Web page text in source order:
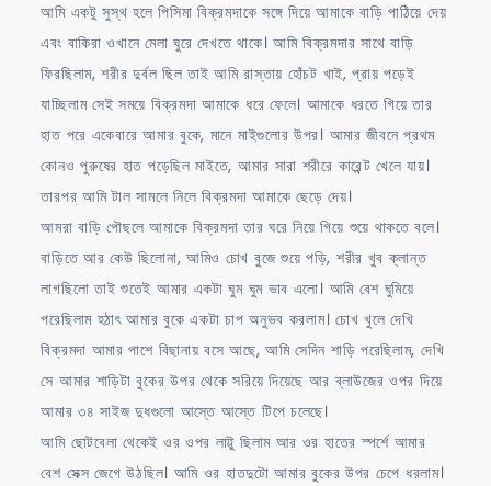
আমি একটু সুস্থ হলে পিসিমা বিক্রমদাকে সঙ্গে দিয়ে আমাকে বাড়ি পাঠিয়ে দেয়
এবং বাকিরা ওখানে মেলা ঘুরে দেখতে থাকে। আমি বিক্রমদার সাথে বাড়ি
ফিরছিলাম, শরীর দুর্বল ছিল তাই আমি রাস্তায় হোঁচট খাই, প্রায় পড়েই
যাচ্ছিলাম সেই সময়ে বিক্রমদা আমাকে ধরে ফেলে। আমাকে ধরতে গিয়ে তার
হাত পরে একেবারে আমার বুকে, মানে মাইগুলোর উপর। আমার জীবনে প্রথম
কোনও পুরুষের হাত পড়েছিল মাইতে, আমার সারা শরীরে কারেন্ট খেলে যায়।
তারপর আমি টাল সামলে নিলে বিক্রমদা আমাকে ছেড়ে দেয়।
আমরা বাড়ি পৌছলে আমাকে বিক্রমদা তার ঘরে নিয়ে গিয়ে শুয়ে থাকতে বলে।
বাড়িতে আর কেউ ছিলোনা, আমিও চোখ বুজে শুয়ে পড়ি, শরীর খুব ক্লান্ত
লাগছিলো তাই শুতেই আমার একটা ঘুম ঘুম ভাব এলো। আমি বেশ ঘুমিয়ে
পরেছিলাম হঠাৎ আমার বুকে একটা চাপ অনুভব করলাম। চোখ খুলে দেখি
বিক্রমদা আমার পাশে বিছানায় বসে আছে, আমি সেদিন শাড়ি পরেছিলাম, দেখি
সে আমার শাড়িটা বুকের উপর থেকে সরিয়ে দিয়েছে আর ব্লাউজের ওপর দিয়ে
আমার ৩৪ সাইজ দুধগুলো আস্তে আস্তে টিপে চলেছে।
আমি ছোটবেলা থেকেই ওর ওপর লাট্টু ছিলাম আর ওর হাতের স্পর্শে আমার
বেশ সেক্স জেগে উঠছিল। আমি ওর হাতদুটো আমার বুকের উপর চেপে ধরলাম।